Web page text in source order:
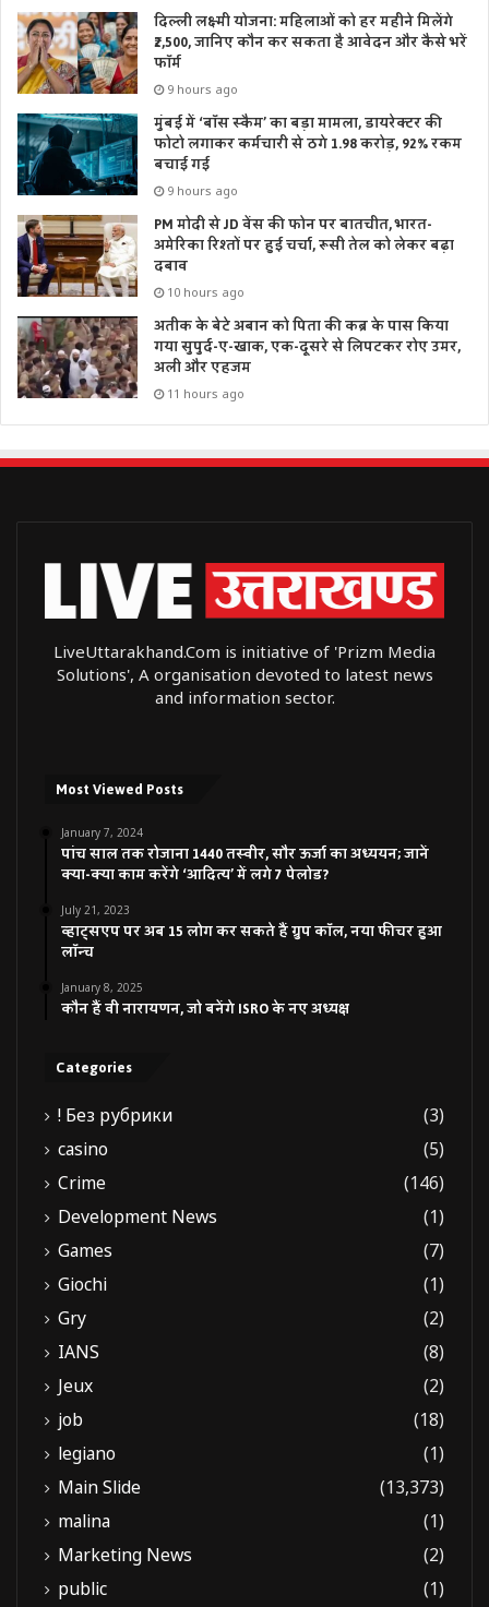
राज्य सरकार सभी के भरण-पोषण की व्यवस्था कर रही है। आज 15
करोड़ लोगों को मुफ्त राशन दिया जा रहा है। ग्राम प्रधान यह सुनिश्चित
कराएं कि एक भी पात्र व्यक्ति राशन से वंचित न रहे।
दिल्ली लक्ष्मी योजना: महिलाओं को हर महीने मिलेंगे
₹2,500, जानिए कौन कर सकता है आवेदन और कैसे भरें
फॉर्म
9 hours ago
मुंबई में ‘बॉस स्कैम’ का बड़ा मामला, डायरेक्टर की
फोटो लगाकर कर्मचारी से ठगे 1.98 करोड़, 92% रकम
बचाई गई
9 hours ago
PM मोदी से JD वेंस की फोन पर बातचीत, भारत-
अमेरिका रिश्तों पर हुई चर्चा, रूसी तेल को लेकर बढ़ा
दबाव
10 hours ago
अतीक के बेटे अबान को पिता की कब्र के पास किया
गया सुपुर्द-ए-खाक, एक-दूसरे से लिपटकर रोए उमर,
अली और एहजम
11 hours ago
LiveUttarakhand.Com is initiative of 'Prizm Media
Solutions', A organisation devoted to latest news
and information sector.
Most Viewed Posts
January 7, 2024
पांच साल तक रोजाना 1440 तस्वीर, सौर ऊर्जा का अध्ययन; जानें
क्या-क्या काम करेंगे ‘आदित्य’ में लगे 7 पेलोड?
July 21, 2023
व्हाट्सएप पर अब 15 लोग कर सकते हैं ग्रुप कॉल, नया फीचर हुआ
लॉन्च
January 8, 2025
कौन हैं वी नारायणन, जो बनेंगे ISRO के नए अध्यक्ष
Categories
! Без рубрики
(3)
casino
(5)
Crime
(146)
Development News
(1)
Games
(7)
Giochi
(1)
Gry
(2)
IANS
(8)
Jeux
(2)
job
(18)
legiano
(1)
Main Slide
(13,373)
malina
(1)
Marketing News
(2)
public
(1)